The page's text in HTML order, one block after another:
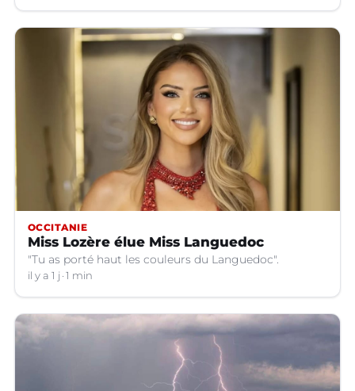
OCCITANIE
Miss Lozère élue Miss Languedoc
"Tu as porté haut les couleurs du Languedoc".
il y a 1 j 1 min